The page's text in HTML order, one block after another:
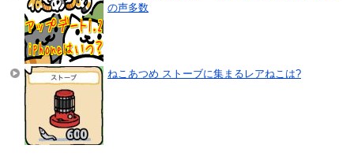
の声多数
ねこあつめ ストーブに集まるレアねこは?